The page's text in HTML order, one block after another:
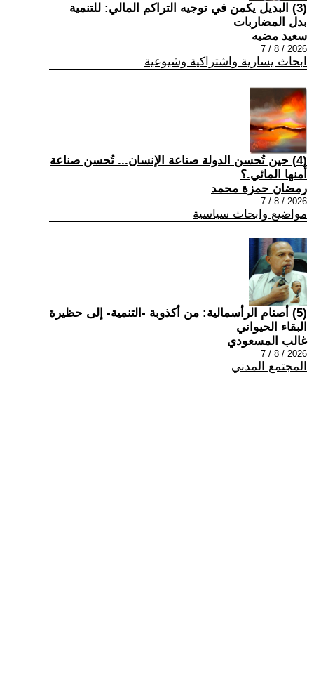
(3) البديل يكمن في توجيه التراكم المالي: للتنمية
بدل المضاربات
سعيد مضيه
2026 / 8 / 7
ابحاث يسارية واشتراكية وشيوعية
(4) حين تُحسن الدولة صناعة الإنسان... تُحسن صناعة
أمنها المائي.؟
رمضان حمزة محمد
2026 / 8 / 7
مواضيع وابحاث سياسية
(5) أصنام الرأسمالية: من أكذوبة -التنمية- إلى حظيرة
البقاء الحيواني
غالب المسعودي
2026 / 8 / 7
المجتمع المدني